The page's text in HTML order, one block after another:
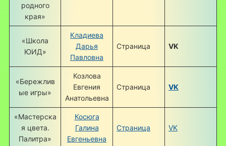
родного
края»
«Школа
ЮИД»
Кладиева
Дарья
Павловна
Страница VK
«Бережлив
ые игры»
Козлова
Евгения
Анатольевна
Страница VK
«Мастерска
я цвета.
Палитра»
Косюга
Галина
Евгеньевна
Страница VK